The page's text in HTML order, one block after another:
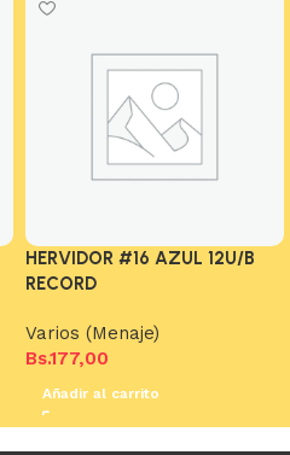
HERVIDOR #16 AZUL 12U/B
RECORD
Varios (Menaje)
Bs.177,00
Añadir al carrito